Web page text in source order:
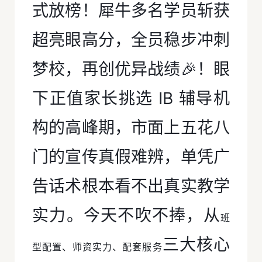
式放榜！犀牛多名学员斩获
超亮眼高分，全员稳步冲刺
梦校，再创优异战绩🎉！眼
下正值家长挑选 IB 辅导机
构的高峰期，市面上五花八
门的宣传真假难辨，单凭广
告话术根本看不出真实教学
实力。今天不吹不捧，从班
型配置、师资实力、配套服务三大核心